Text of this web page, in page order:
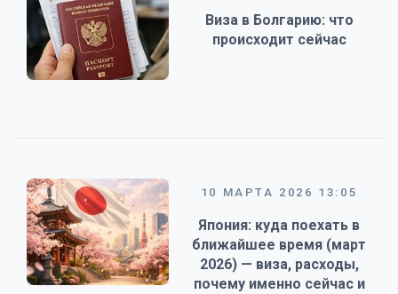
Виза в Болгарию: что
происходит сейчас
10 МАРТА 2026 13:05
Япония: куда поехать в
ближайшее время (март
2026) — виза, расходы,
почему именно сейчас и